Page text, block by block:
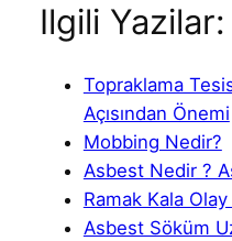
Ilgili Yazilar:
Topraklama
Açısından Önemi
Mobbing Nedir?
Asbest Nedir ?
Ramak Kala
Asbest Söküm